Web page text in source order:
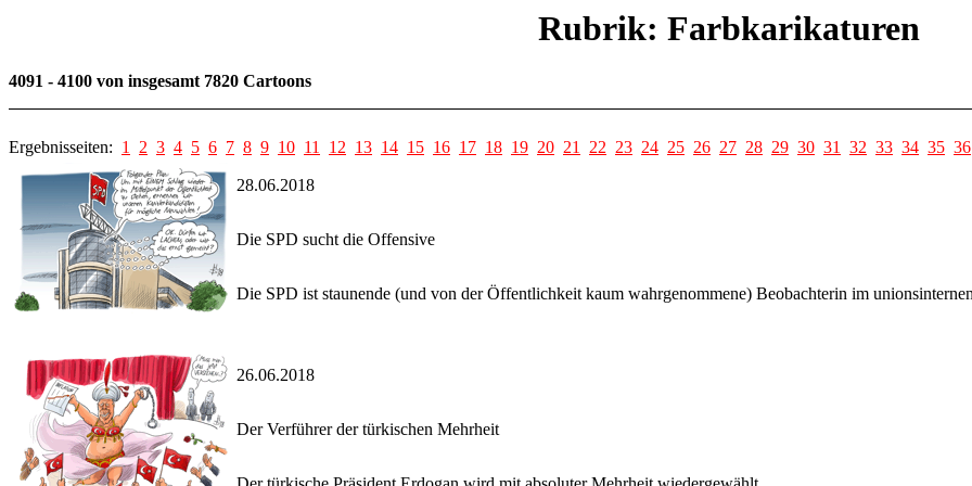
Rubrik: Farbkarikaturen
4091 - 4100 von insgesamt 7820 Cartoons
Ergebnisseiten: 1 2 3 4 5 6 7 8 9 10 11 12 13 14 15 16 17 18 19 20 21 22 23 24 25 26 27 28 29 30 31 32 33 34 35 36
28.06.2018
Die SPD sucht die Offensive
Die SPD ist staunende (und von der Öffentlichkeit kaum wahrgenommene) Beobachterin im
26.06.2018
Der Verführer der türkischen Mehrheit